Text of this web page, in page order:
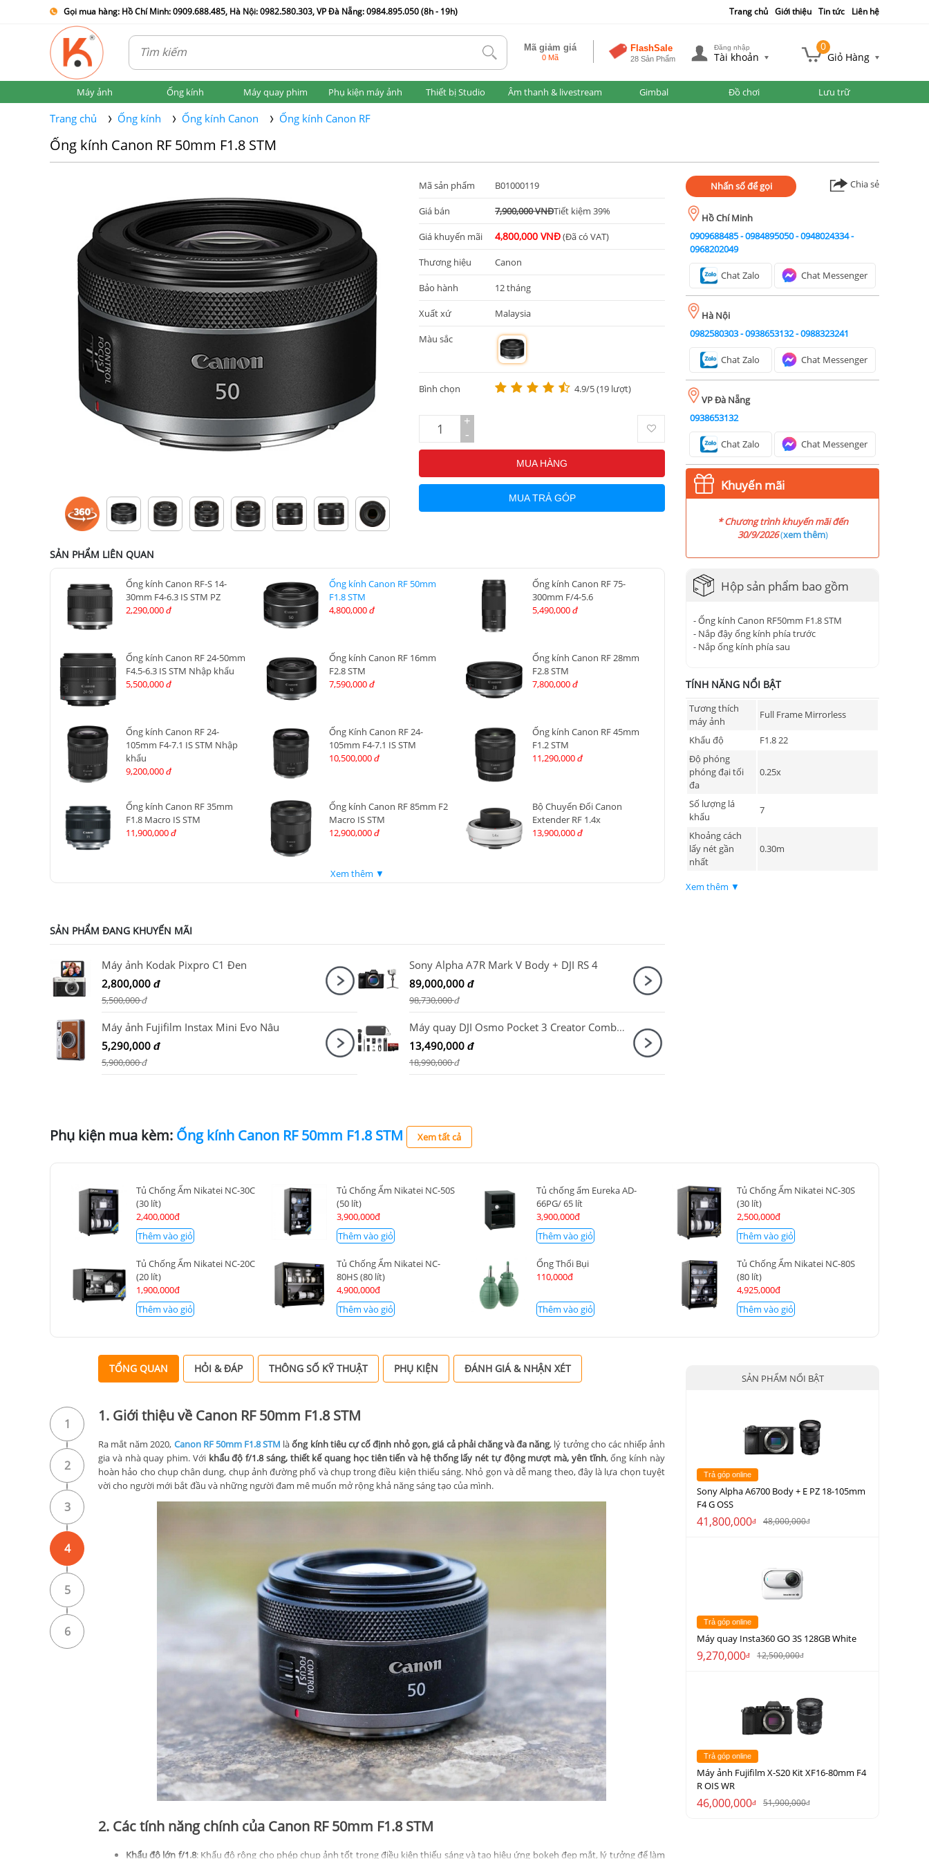
Gọi mua hàng: Hồ Chí Minh: 0909.688.485, Hà Nội: 0982.580.303, VP Đà Nẵng: 0984.895.050 (8h - 19h) Trang chủ Giới thiệu Tin tức Liên hệ
tlk Mã giảm giá
0 Mã
FlashSale
28 Sản Phẩm
Đăng nhập
Tài khoản
0
Giỏ Hàng
Máy ảnh Ống kính Máy quay phim Phụ kiện máy ảnh Thiết bị Studio Âm thanh & livestream Gimbal Đồ chơi Lưu trữ
Trang chủ Ống kính Ống kính Canon Ống kính Canon RF
Ống kính Canon RF 50mm F1.8 STM
Mã sản phẩm B01000119
Giá bán 7,900,000 VNĐTiết kiệm 39%
Giá khuyến mãi 4,800,000 VNĐ(Đã có VAT)
Thương hiệu Canon
Bảo hành 12 tháng
Xuất xứ Malaysia
Màu sắc
m
Bình chọn 4.9/5 (19 lượt)
+
-
MUA HÀNG
MUA TRẢ GÓP
SẢN PHẨM LIÊN QUAN
Ống kính Canon RF-S 14-
30mm F4-6.3 IS STM PZ
2,290,000 đ
Ống kính Canon RF 50mm
F1.8 STM
4,800,000 đ
Ống kính Canon RF 75-
300mm F/4-5.6
5,490,000 đ
Ống kính Canon RF 24-50mm
F4.5-6.3 IS STM Nhập khẩu
5,500,000 đ
Ống kính Canon RF 16mm
F2.8 STM
7,590,000 đ
Ống kính Canon RF 28mm
F2.8 STM
7,800,000 đ
Ống kính Canon RF 24-
105mm F4-7.1 IS STM Nhập
khẩu
9,200,000 đ
Ống Kính Canon RF 24-
105mm F4-7.1 IS STM
10,500,000 đ
Ống kính Canon RF 45mm
F1.2 STM
11,290,000 đ
Ống kính Canon RF 35mm
F1.8 Macro IS STM
11,900,000 đ
Ống kính Canon RF 85mm F2
Macro IS STM
12,900,000 đ
Bộ Chuyển Đổi Canon
Extender RF 1.4x
13,900,000 đ
Xem thêm ▼
SẢN PHẨM ĐANG KHUYẾN MÃI
Máy ảnh Kodak Pixpro C1 Đen
2,800,000 đ
5,500,000đ
Sony Alpha A7R Mark V Body + DJI RS 4
89,000,000 đ
98,730,000đ
Máy ảnh Fujifilm Instax Mini Evo Nâu
5,290,000 đ
5,900,000đ
Máy quay DJI Osmo Pocket 3 Creator Combo + Thẻ nhớ MicroSDXC Sandisk Extreme Pro 256GB 200MB/140MB/s
13,490,000 đ
18,990,000đ
Nhấn số để gọi Chia sẻ
Hồ Chí Minh
0909688485-0984895050-0948024334-
0968202049
Chat Zalo Chat Messenger
Hà Nội
0982580303-0938653132-0988323241
Chat Zalo Chat Messenger
VP Đà Nẵng
0938653132
Chat Zalo Chat Messenger
Khuyến mãi
* Chương trình khuyến mãi đến
30/9/2026(xem thêm)
Hộp sản phẩm bao gồm
- Ống kính Canon RF50mm F1.8 STM
- Nắp đậy ống kính phía trước
- Nắp ống kính phía sau
TÍNH NĂNG NỔI BẬT
Tương thích
máy ảnh
Full Frame Mirrorless
Khẩu độ
F1.8 22
Độ phóng
phóng đại tối
đa
0.25x
Số lượng lá
khẩu
7
Khoảng cách
lấy nét gần
nhất
0.30m
Kích thước bộ
lọc
Xem thêm ▼
Phụ kiện mua kèm: Ống kính Canon RF 50mm F1.8 STM Xem tất cả
Tủ Chống Ẩm Nikatei NC-30C
(30 lít)
2,400,000đ
Thêm vào giỏ
Tủ Chống Ẩm Nikatei NC-50S
(50 lít)
3,900,000đ
Thêm vào giỏ
Tủ chống ẩm Eureka AD-
66PG/ 65 lít
3,900,000đ
Thêm vào giỏ
Tủ Chống Ẩm Nikatei NC-30S
(30 lít)
2,500,000đ
Thêm vào giỏ
Tủ Chống Ẩm Nikatei NC-20C
(20 lít)
1,900,000đ
Thêm vào giỏ
Tủ Chống Ẩm Nikatei NC-
80HS (80 lít)
4,900,000đ
Thêm vào giỏ
Ống Thổi Bụi
110,000đ
Thêm vào giỏ
Tủ Chống Ẩm Nikatei NC-80S
(80 lít)
4,925,000đ
Thêm vào giỏ
1
2
3
4
5
6
TỔNG QUAN HỎI & ĐÁP THÔNG SỐ KỸ THUẬT PHỤ KIỆN ĐÁNH GIÁ & NHẬN XÉT
1. Giới thiệu về Canon RF 50mm F1.8 STM
Ra mắt năm 2020, Canon RF 50mm F1.8 STM làống kính tiêu cự cố định nhỏ gọn, giá cả phải chăng và đa năng, lý tưởng cho các nhiếp ảnh
gia và nhà quay phim. Vớikhẩu độ f/1.8 sáng, thiết kế quang học tiên tiến và hệ thống lấy nét tự động mượt mà, yên tĩnh, ống kính này
hoàn hảo cho chụp chân dung, chụp ảnh đường phố và chụp trong điều kiện thiếu sáng. Nhỏ gọn và dễ mang theo, đây là lựa chọn tuyệt
vời cho người mới bắt đầu và những người đam mê muốn mở rộng khả năng sáng tạo của mình.
2. Các tính năng chính của Canon RF 50mm F1.8 STM
Khẩu độ lớn f/1.8: Khẩu độ rộng cho phép chụp ảnh tốt trong điều kiện thiếu sáng và tạo hiệu ứng bokeh đẹp mắt, lý tưởng để làm
SẢN PHẨM NỔI BẬT
Trả góp online
Sony Alpha A6700 Body + E PZ 18-105mm
F4 G OSS
41,800,000đ 48,000,000đ
Trả góp online
Máy quay Insta360 GO 3S 128GB White
9,270,000đ 12,500,000đ
Trả góp online
Máy ảnh Fujifilm X-S20 Kit XF16-80mm F4
R OIS WR
46,000,000đ 51,900,000đ